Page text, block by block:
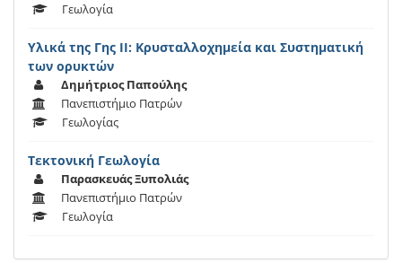
Γεωλογία
Υλικά της Γης ΙI: Κρυσταλλοχημεία και Συστηματική
των ορυκτών
Δημήτριος Παπούλης
Πανεπιστήμιο Πατρών
Γεωλογίας
Τεκτονική Γεωλογία
Παρασκευάς Ξυπολιάς
Πανεπιστήμιο Πατρών
Γεωλογία